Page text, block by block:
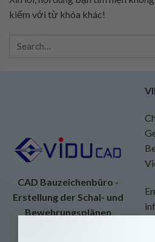
kiếm với từ khóa khác!
CAD Bauzeichenbüro -
Erstellung der Schal- und
Bewehrungsplänen